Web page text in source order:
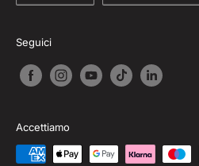
Seguici
Accettiamo